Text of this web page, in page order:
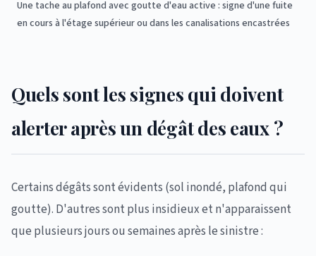
Une tache au plafond avec goutte d'eau active : signe d'une fuite
en cours à l'étage supérieur ou dans les canalisations encastrées
Quels sont les signes qui doivent
alerter après un dégât des eaux ?
Certains dégâts sont évidents (sol inondé, plafond qui
goutte). D'autres sont plus insidieux et n'apparaissent
que plusieurs jours ou semaines après le sinistre :